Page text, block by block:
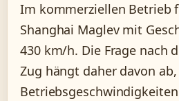
Im kommerziellen Betrieb
Shanghai Maglev mit
430 km/h. Die Frage nach
Zug hängt daher davon